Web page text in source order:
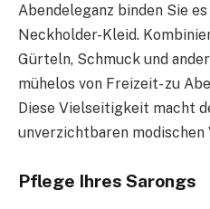
Abendeleganz binden Sie
Neckholder-Kleid.
Gürteln, Schmuck und
mühelos von Freizeit- zu
Diese Vielseitigkeit macht
unverzichtbaren modischen
Pflege Ihres Sarongs